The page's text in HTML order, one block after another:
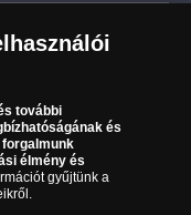
9.00 és 17.00
óra között)
további
és
forgalmunk
élmény és
gyűjtünk a